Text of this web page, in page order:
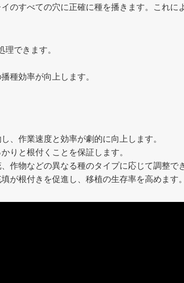
のすべての穴に正確に種を播きます。これに
できます。
種効率が向上します。
、作業速度と効率が劇的に向上します。
りと根付くことを保証します。
作物などの異なる種のタイプに応じて調整で
が根付きを促進し、移植の生存率を高めます。